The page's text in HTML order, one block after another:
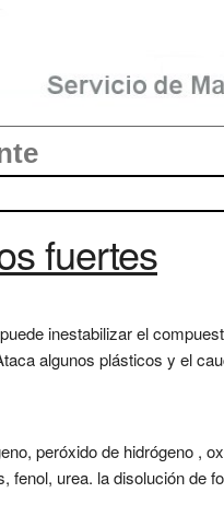
fuertes
inestabilizar el
algunos plásticos y el
peróxido de hidrógeno ,
fenol, urea. la disolución de